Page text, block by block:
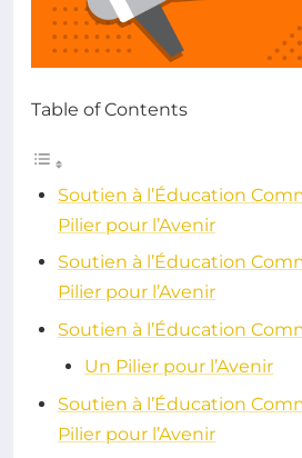
Table of Contents
Soutien à l’Éducation
Pilier pour l’Avenir
Soutien à l’Éducation
Pilier pour l’Avenir
Soutien à l’Éducation
Un Pilier pour l’Avenir
Soutien à l’Éducation
Pilier pour l’Avenir